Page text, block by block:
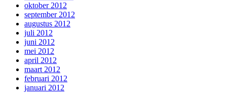
oktober 2012
september 2012
augustus 2012
juli 2012
juni 2012
mei 2012
april 2012
maart 2012
februari 2012
januari 2012